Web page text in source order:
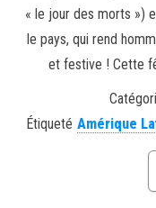
« le jour des morts »)
le pays, qui rend
et festive ! Cette
Étiqueté Amérique